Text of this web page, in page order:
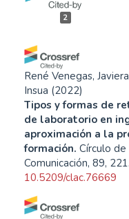
2
René Venegas,
Insua (2022)
Tipos y formas de
de laboratorio en
aproximación a la
formación. Círculo
Comunicación, 89, 221.
10.5209/clac.76669